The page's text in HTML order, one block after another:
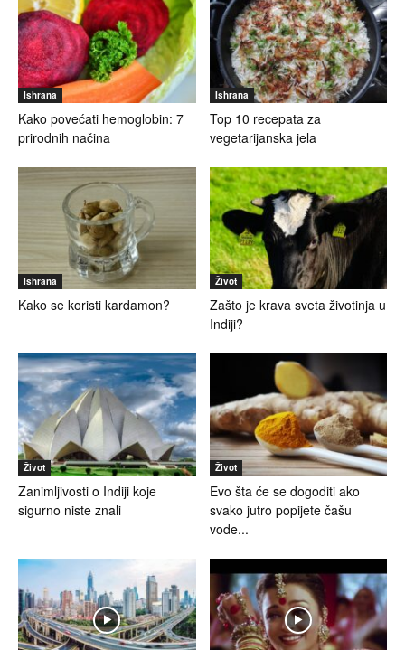
Ishrana
Kako povećati hemoglobin: 7
prirodnih načina
Ishrana
Top 10 recepata za
vegetarijanska jela
Ishrana
Kako se koristi kardamon?
Život
Zašto je krava sveta životinja u
Indiji?
Život
Zanimljivosti o Indiji koje
sigurno niste znali
Život
Evo šta će se dogoditi ako
svako jutro popijete čašu
vode...